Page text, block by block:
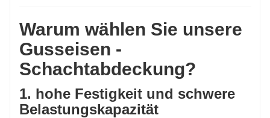
Warum wählen Sie unsere
Gusseisen -
Schachtabdeckung?
1. hohe Festigkeit und schwere
Belastungskapazität